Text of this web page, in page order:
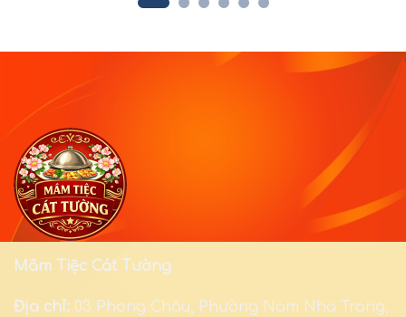
Mâm Tiệc Cát Tường
Địa chỉ: 03 Phong Châu, Phường Nam Nha Trang,